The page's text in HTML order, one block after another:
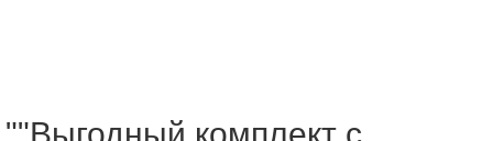
""Выгодный комплект с